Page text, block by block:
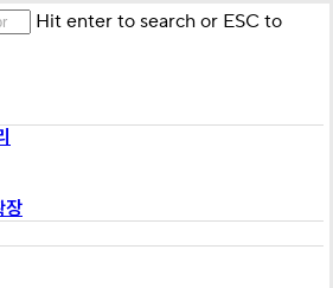
Hit enter to search or ESC to
장